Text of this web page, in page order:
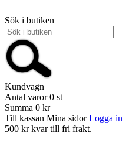
Sök i butiken
Kundvagn
Antal varor 0 st
Summa 0 kr
Till kassan Mina sidor Logga in
500 kr kvar till fri frakt.